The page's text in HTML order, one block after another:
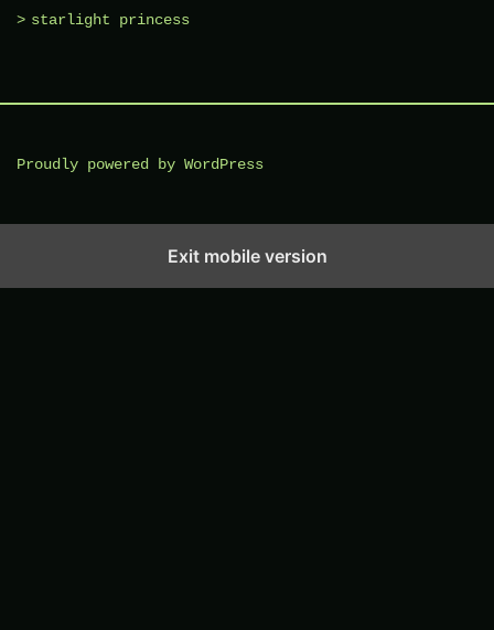
starlight princess
Proudly powered by WordPress
Exit mobile version